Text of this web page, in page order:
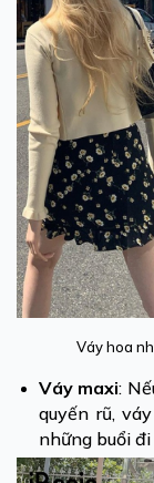
Váy hoa
Váy maxi:
quyến rũ,
những buổi